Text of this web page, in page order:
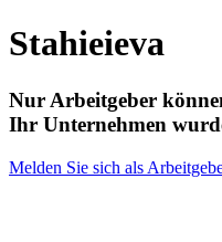
Stahieieva
Nur Arbeitgeber
Ihr Unternehmen
Melden Sie sich als